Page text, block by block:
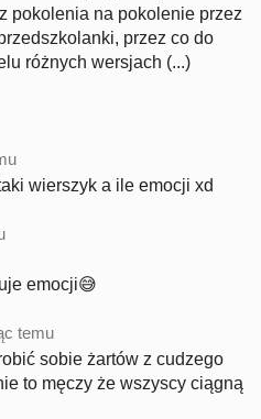
pokolenia na pokolenie przez
przez co do
różnych wersjach (...)
wierszyk a ile emocji xd
emocji😅
temu
sobie żartów z cudzego
to męczy że wszyscy ciągną